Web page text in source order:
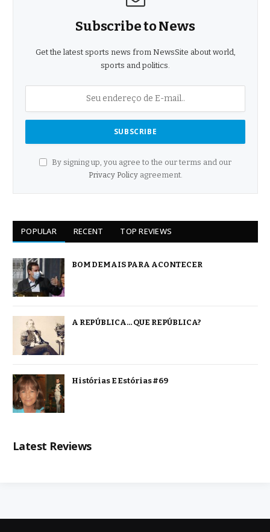
Subscribe to News
Get the latest sports news from NewsSite about world,
sports and politics.
By signing up, you agree to the our terms and our
Privacy Policyagreement.
POPULAR RECENT TOP REVIEWS
BOM DEMAIS PARA ACONTECER
A REPÚBLICA… QUE REPÚBLICA?
Histórias E Estórias #69
Latest Reviews